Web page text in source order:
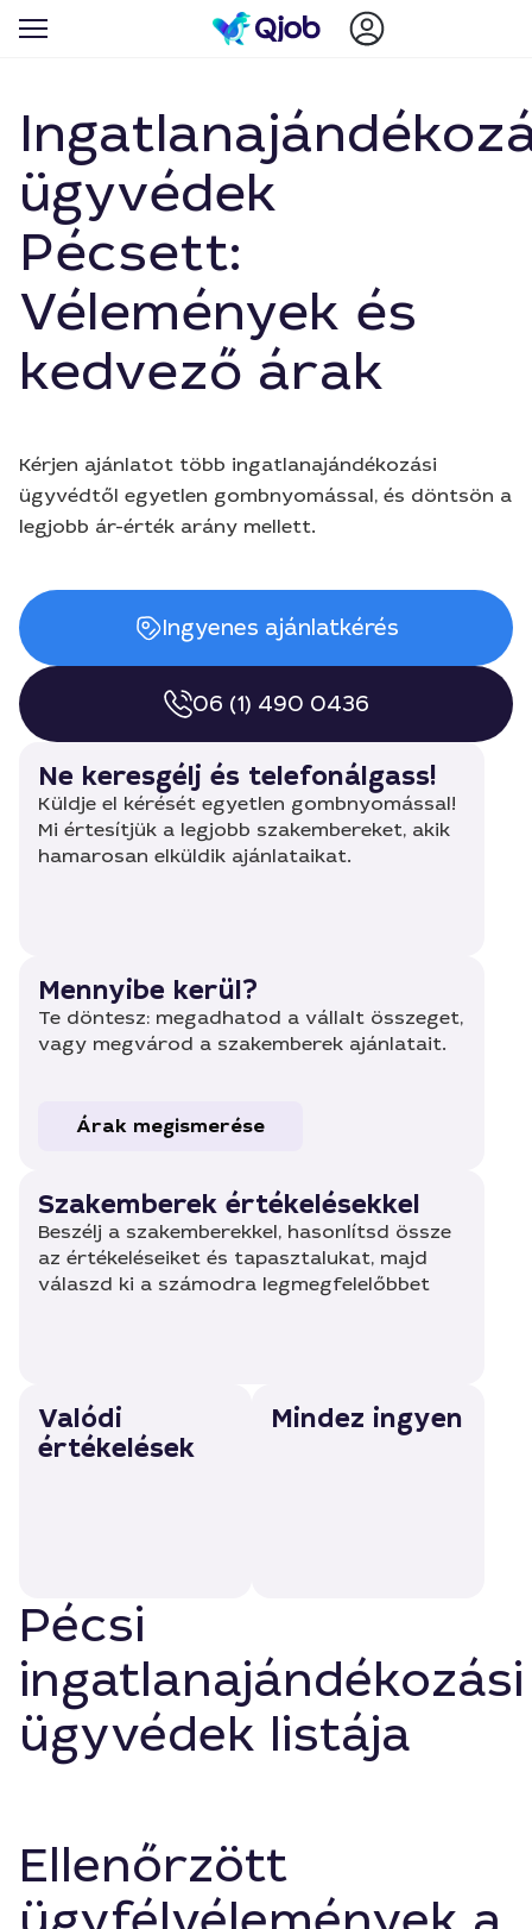
ügyvédek
Pécsett:
Vélemények és
kedvező árak
Kérjen ajánlatot több ingatlanajándékozási
ügyvédtől egyetlen gombnyomással, és döntsön a
legjobb ár-érték arány mellett.
Ingyenes ajánlatkérés
06 (1) 490 0436
Ne keresgélj és telefonálgass!
Küldje el kérését egyetlen gombnyomással!
Mi értesítjük a legjobb szakembereket, akik
hamarosan elküldik ajánlataikat.
Mennyibe kerül?
Te döntesz: megadhatod a vállalt összeget,
vagy megvárod a szakemberek ajánlatait.
Árak megismerése
Szakemberek értékelésekkel
Beszélj a szakemberekkel, hasonlítsd össze
az értékeléseiket és tapasztalukat, majd
válaszd ki a számodra legmegfelelőbbet
Valódi
értékelések
Mindez ingyen
Pécsi
ingatlanajándékozási
ügyvédek listája
Ellenőrzött